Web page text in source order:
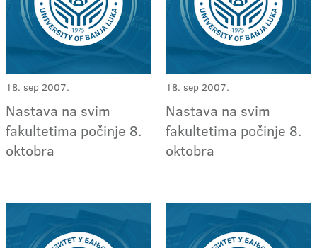
18. sep 2007.
Nastava na svim
fakultetima počinje 8.
oktobra
18. sep 2007.
Nastava na svim
fakultetima počinje 8.
oktobra